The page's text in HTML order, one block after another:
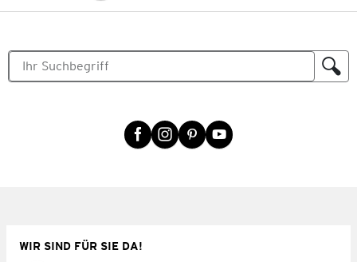
WIR SIND FÜR SIE DA!